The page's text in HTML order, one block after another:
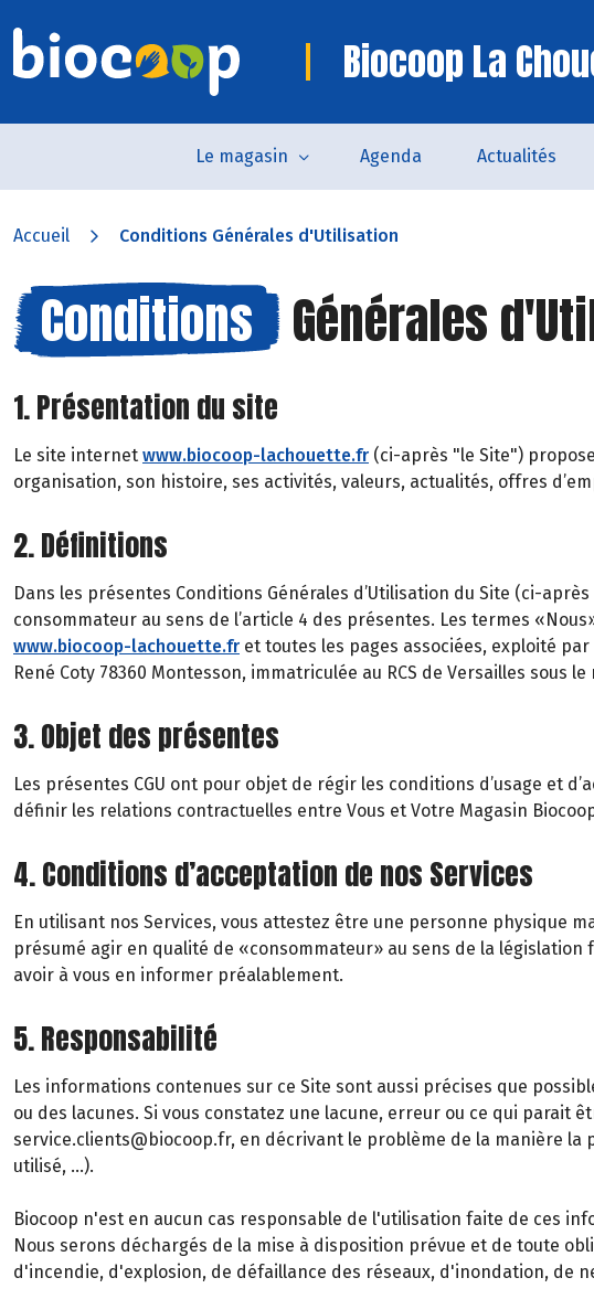
Biocoop La
Le magasin Agenda Actualités
Accueil Conditions Générales d'Utilisation
Conditions Générales
1. Présentation du site
Le site internet www.biocoop-lachouette.fr (ci-après "le Site") propose
organisation, son histoire, ses activités, valeurs, actualités, offres
2. Définitions
Dans les présentes Conditions Générales d’Utilisation du Site (ci-
consommateur au sens de l’article 4 des présentes. Les termes
www.biocoop-lachouette.fr et toutes les pages associées, exploité par
René Coty 78360 Montesson, immatriculée au RCS de Versailles sous le
3. Objet des présentes
Les présentes CGU ont pour objet de régir les conditions d’usage et
définir les relations contractuelles entre Vous et Votre Magasin
4. Conditions d’acceptation de nos Services
En utilisant nos Services, vous attestez être une personne physique
présumé agir en qualité de «consommateur» au sens de la
avoir à vous en informer préalablement.
5. Responsabilité
Les informations contenues sur ce Site sont aussi précises que
ou des lacunes. Si vous constatez une lacune, erreur ou ce qui parait
service.clients@biocoop.fr, en décrivant le problème de la manière
utilisé, …).
Biocoop n'est en aucun cas responsable de l'utilisation faite de ces
Nous serons déchargés de la mise à disposition prévue et de toute
d'incendie, d'explosion, de défaillance des réseaux, d'inondation, de